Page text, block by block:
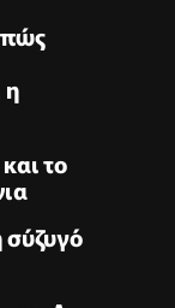
πώς
η
το
σύζυγό